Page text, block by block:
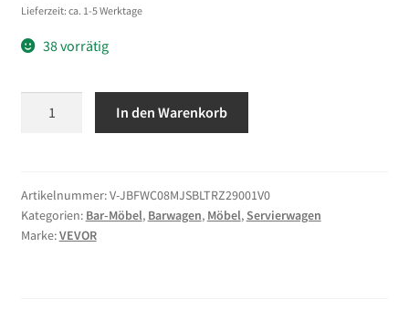
Lieferzeit: ca. 1-5 Werktage
38 vorrätig
Ebenen,
Servierwagen
mit
In den Warenkorb
Artikelnummer:V-JBFWC08MJSBLTRZ29001V0
Kategorien: Bar-Möbel, Barwagen, Möbel,Servierwagen
Marke:VEVOR